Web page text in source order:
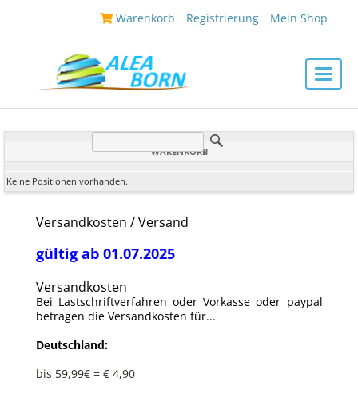
Warenkorb Registrierung Mein Shop
Toggle
WARENKORB
Keine Positionen vorhanden.
Versandkosten /Versand
gültig ab 01.07.2025
Versandkosten
Bei Lastschriftverfahren oder Vorkasse oder paypal
betragen die Versandkosten für...
Deutschland:
bis 59,99€ = € 4,90